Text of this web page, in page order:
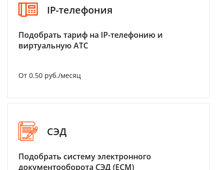
IP-телефония
Подобрать тариф на IP-телефонию и
виртуальную АТС
От 0.50 руб./месяц
СЭД
Подобрать систему электронного
документооборота СЭД (ECM)